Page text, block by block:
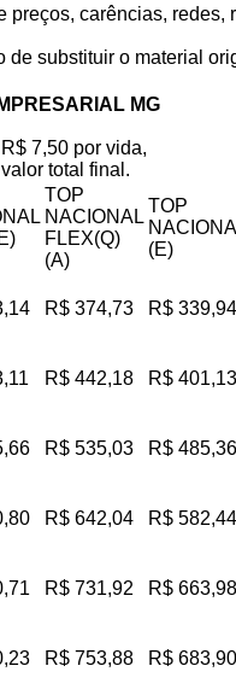
preços, carências,
de substituir o material
MG
7,50 por vida,
total final.
TOP
NACIONAL
FLEX(Q)
(A)
TOP
(E)
R$ 374,73 R$ 339,94
R$ 442,18 R$ 401,13
R$ 535,03 R$ 485,36
R$ 642,04 R$ 582,44
R$ 731,92 R$ 663,98
R$ 753,88 R$ 683,90